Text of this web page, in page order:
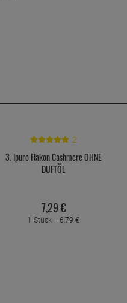
2
3. Ipuro Flakon Cashmere OHNE
DUFTÖL
7,29€
1 Stück = 6,79 €